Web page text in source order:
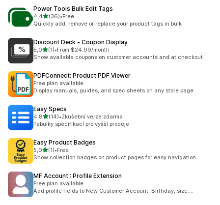
Power Tools Bulk Edit Tags
4,4z 5 hvězd
(36)
Celkový počet recenzí: 36
•Free
Quickly add, remove or replace your product tags in bulk
Discount Deck ‑ Coupon Display
5,0z 5 hvězd
(1)
Celkový počet recenzí: 1
•From $24.99/month
Show available coupons on customer accounts and at checkout
PDFConnect: Product PDF Viewer
Free plan available
Display manuals, guides, and spec sheets on any store page.
Easy Specs
4,8z 5 hvězd
(14)
Celkový počet recenzí: 14
•Zkušební verze zdarma
Tabulky specifikací pro vyšší prodeje
Easy Product Badges
5,0z 5 hvězd
(1)
Celkový počet recenzí: 1
•Free
Show collection badges on product pages for easy navigation.
MF Account : Profile Extension
Free plan available
Add profile fields to New Customer Account. Birthday, size....